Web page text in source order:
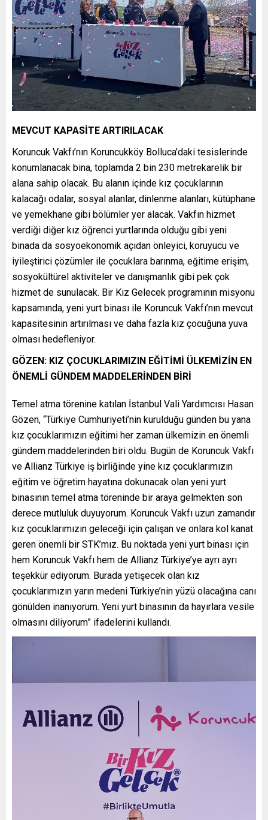
MEVCUT KAPASİTE ARTIRILACAK
Koruncuk Vakfı’nın Koruncukköy Bolluca’daki tesislerinde
konumlanacak bina, toplamda 2 bin 230 metrekarelik bir
alana sahip olacak. Bu alanın içinde kız çocuklarının
kalacağı odalar, sosyal alanlar, dinlenme alanları, kütüphane
ve yemekhane gibi bölümler yer alacak. Vakfın hizmet
verdiği diğer kız öğrenci yurtlarında olduğu gibi yeni
binada da sosyoekonomik açıdan önleyici, koruyucu ve
iyileştirici çözümler ile çocuklara barınma, eğitime erişim,
sosyokültürel aktiviteler ve danışmanlık gibi pek çok
hizmet de sunulacak. Bir Kız Gelecek programının misyonu
kapsamında, yeni yurt binası ile Koruncuk Vakfı’nın mevcut
kapasitesinin artırılması ve daha fazla kız çocuğuna yuva
olması hedefleniyor.
GÖZEN: KIZ ÇOCUKLARIMIZIN EĞİTİMİ ÜLKEMİZİN EN
ÖNEMLİ GÜNDEM MADDELERİNDEN BİRİ
Temel atma törenine katılan İstanbul Vali Yardımcısı Hasan
Gözen, “Türkiye Cumhuriyeti’nin kurulduğu günden bu yana
kız çocuklarımızın eğitimi her zaman ülkemizin en önemli
gündem maddelerinden biri oldu. Bugün de Koruncuk Vakfı
ve Allianz Türkiye iş birliğinde yine kız çocuklarımızın
eğitim ve öğretim hayatına dokunacak olan yeni yurt
binasının temel atma töreninde bir araya gelmekten son
derece mutluluk duyuyorum. Koruncuk Vakfı uzun zamandır
kız çocuklarımızın geleceği için çalışan ve onlara kol kanat
geren önemli bir STK’mız. Bu noktada yeni yurt binası için
hem Koruncuk Vakfı hem de Allianz Türkiye’ye ayrı ayrı
teşekkür ediyorum. Burada yetişecek olan kız
çocuklarımızın yarın medeni Türkiye’nin yüzü olacağına canı
gönülden inanıyorum. Yeni yurt binasının da hayırlara vesile
olmasını diliyorum” ifadelerini kullandı.